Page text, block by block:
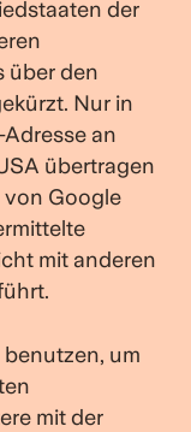
der
über den
Nur in
an
übertragen
von Google
mit anderen
um
mit der